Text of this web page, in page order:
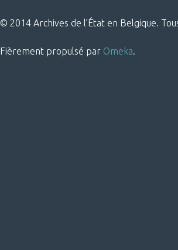
© 2014 Archives de l’État en Belgique.
Fièrement propulsé par Omeka.